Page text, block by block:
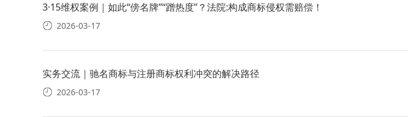
3·15维权案例｜如此“傍名牌”“蹭热度”？法院:构成商标侵权需赔偿！
2026-03-17
实务交流｜驰名商标与注册商标权利冲突的解决路径
2026-03-17